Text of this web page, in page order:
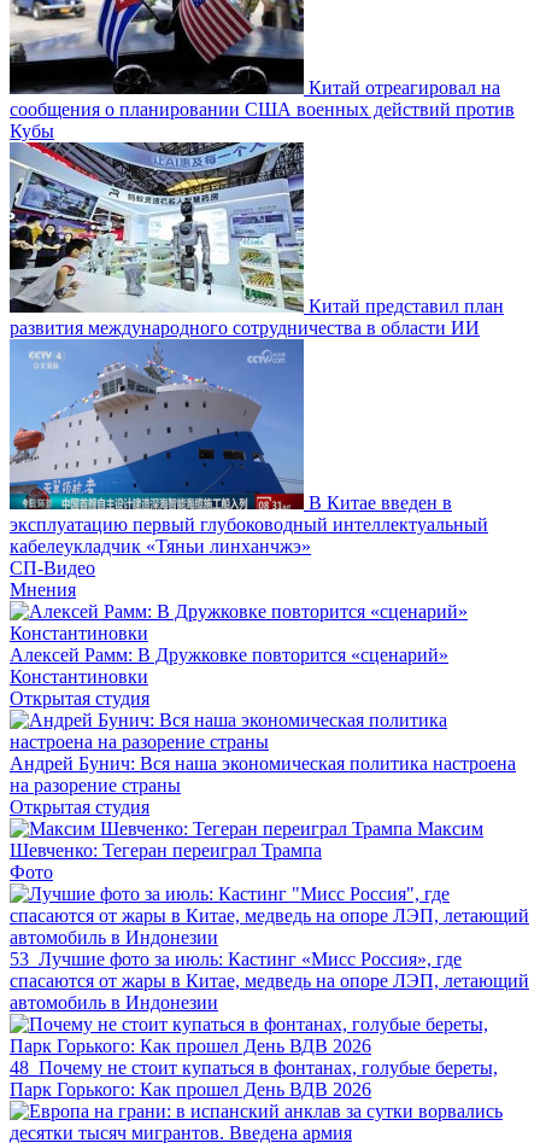
Китай отреагировал на
сообщения о планировании США военных действий против
Кубы
Китай представил план
развития международного сотрудничества в области ИИ
В Китае введен в
эксплуатацию первый глубоководный интеллектуальный
кабелеукладчик «Тяньи линханчжэ»
СП-Видео
Мнения
Алексей Рамм: В Дружковке повторится «сценарий»
Константиновки
Открытая студия
Андрей Бунич: Вся наша экономическая политика настроена
на разорение страны
Открытая студия
Максим
Шевченко: Тегеран переиграл Трампа
Фото
53 Лучшие фото за июль: Кастинг «Мисс Россия», где
спасаются от жары в Китае, медведь на опоре ЛЭП, летающий
автомобиль в Индонезии
48 Почему не стоит купаться в фонтанах, голубые береты,
Парк Горького: Как прошел День ВДВ 2026